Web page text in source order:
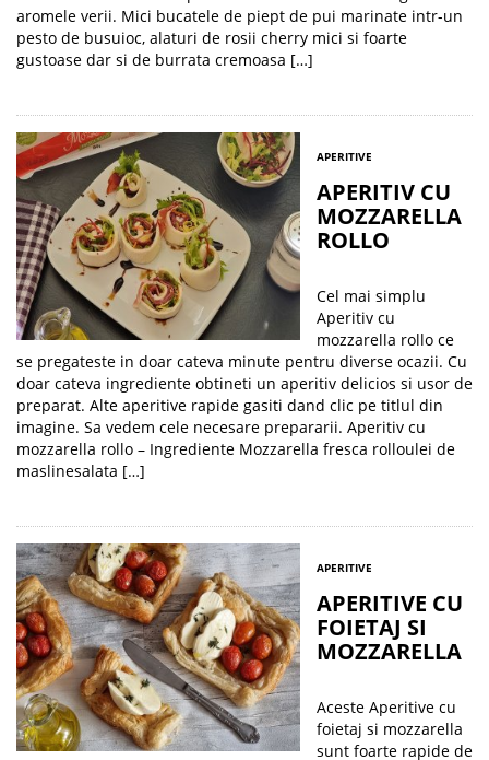
aromele verii. Mici bucatele de piept de pui marinate intr-un
pesto de busuioc, alaturi de rosii cherry mici si foarte
gustoase dar si de burrata cremoasa […]
APERITIVE
APERITIV CU
MOZZARELLA
ROLLO
Cel mai simplu
Aperitiv cu
mozzarella rollo ce
se pregateste in doar cateva minute pentru diverse ocazii. Cu
doar cateva ingrediente obtineti un aperitiv delicios si usor de
preparat. Alte aperitive rapide gasiti dand clic pe titlul din
imagine. Sa vedem cele necesare prepararii. Aperitiv cu
mozzarella rollo – Ingrediente Mozzarella fresca rolloulei de
maslinesalata […]
APERITIVE
APERITIVE CU
FOIETAJ SI
MOZZARELLA
Aceste Aperitive cu
foietaj si mozzarella
sunt foarte rapide de